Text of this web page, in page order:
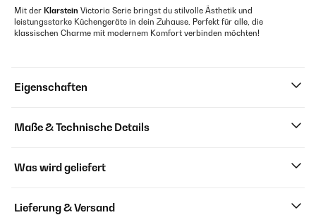
Mit der Klarstein Victoria Serie bringst du stilvolle Ästhetik und
leistungsstarke Küchengeräte in dein Zuhause. Perfekt für alle, die
klassischen Charme mit modernem Komfort verbinden möchten!
Eigenschaften
Maße & Technische Details
Was wird geliefert
Lieferung & Versand